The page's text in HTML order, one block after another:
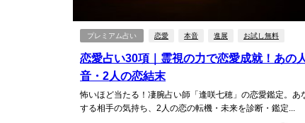
プレミアム占い 恋愛 本音 進展 お試し無料
恋愛占い30項｜霊視の力で恋愛成就！あの
音・2人の恋結末
怖いほど当たる！凄腕占い師「逢咲七穂」の恋愛鑑定。あ
する相手の気持ち、2人の恋の転機・未来を診断・鑑定...